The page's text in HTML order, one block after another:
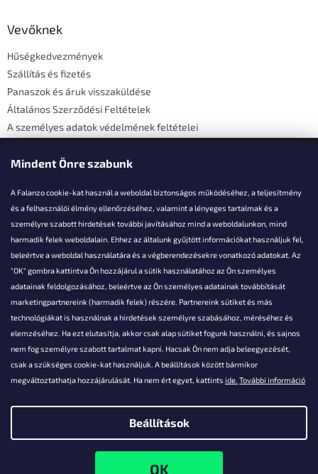
Mindent Önre szabunk
A Falanzo cookie-kat használ a weboldal biztonságos működéséhez, a teljesítmény
és a felhasználói élmény ellenőrzéséhez, valamint a lényeges tartalmak és a
személyre szabott hirdetések további javításához mind a weboldalunkon, mind
harmadik felek weboldalain. Ehhez az általunk gyűjtött információkat használjuk fel,
beleértve a weboldal használatára és a végberendezésekre vonatkozó adatokat. Az
"OK" gombra kattintva Ön hozzájárul a sütik használatához az Ön személyes
adatainak feldolgozásához, beleértve az Ön személyes adatainak továbbítását
marketingpartnereink (harmadik felek) részére. Partnereink sütiket és más
technológiákat is használnak a hirdetések személyre szabásához, méréséhez és
elemzéséhez. Ha ezt elutasítja, akkor csak alap sütiket fogunk használni, és sajnos
nem fog személyre szabott tartalmat kapni. Hacsak Ön nem adja beleegyezését,
csak a szükséges cookie-kat használjuk. A beállítások között bármikor
megváltoztathatja hozzájárulását. Ha nem ért egyet, kattints ide. További információ
Beállítások
Vevőknek
Hűségkedvezmények
Szállítás és fizetés
Panaszok és áruk visszaküldése
Általános Szerződési Feltételek
A személyes adatok védelmének feltételei
Elérhetőségi adatok
Akarsz kérdezni valamit?
info@falanzo.hu